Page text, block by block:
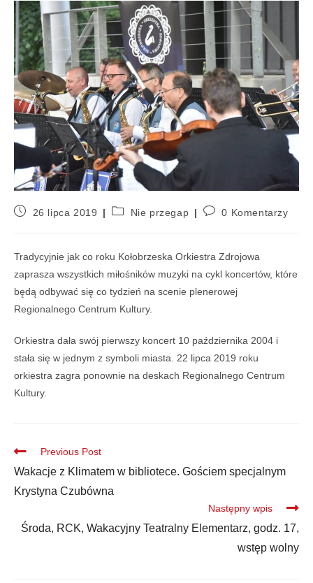
26 lipca 2019 Nie przegap 0 Komentarzy
Tradycyjnie jak co roku Kołobrzeska Orkiestra Zdrojowa
zaprasza wszystkich miłośników muzyki na cykl koncertów, które
będą odbywać się co tydzień na scenie plenerowej
Regionalnego Centrum Kultury.
Orkiestra dała swój pierwszy koncert 10 października 2004 i
stała się w jednym z symboli miasta. 22 lipca 2019 roku
orkiestra zagra ponownie na deskach Regionalnego Centrum
Kultury.
Previous Post
Wakacje z Klimatem w bibliotece. Gościem specjalnym
Krystyna Czubówna
Następny wpis
Środa, RCK, Wakacyjny Teatralny Elementarz, godz. 17,
wstęp wolny